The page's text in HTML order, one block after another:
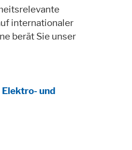
internationaler
berät Sie unser
Elektro- und